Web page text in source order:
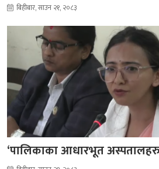
बिहीबार, साउन २१, २०८३
‘पालिकाका आधारभूत